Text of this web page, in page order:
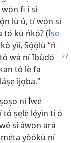
wọ́n fi í sí
lù ú, tí wọ́n sì
tó kù ńkọ́? (Ìṣe
yìí, Sọ́ọ̀lù “ń
wà ní Ibùdó
tó lè fa
ìjọba.”
ni Ìwé
tó ṣẹlẹ̀ lẹ́yìn tí ó
sí àwọn ará
yòókù ní